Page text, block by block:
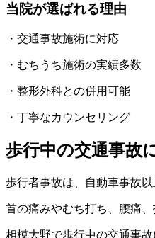
当院が選ばれる理由
・交通事故施術に対応
・むちうち施術の実績多数
・整形外科との併用可能
・丁寧なカウンセリング
歩行中の交通事故
歩行者事故は、自動車事故
首の痛みやむち打ち、腰痛
相模大野で歩行中の交通事